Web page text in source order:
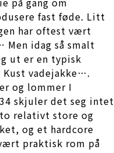
fast føde. Litt
har oftest vært
idag så smalt
ut er en typisk
vadejakke….
og lommer I
skjuler det seg intet
relativt store og
og et hardcore
praktisk rom på